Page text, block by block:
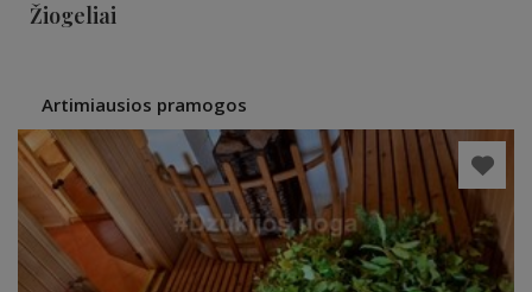
Žiogeliai
Artimiausios pramogos